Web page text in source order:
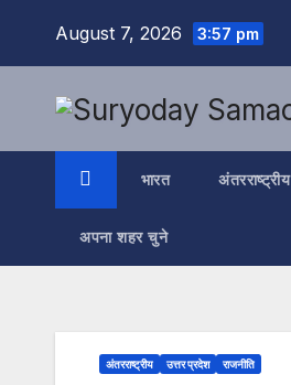
August 7, 2026 3:57 pm
भारत अंतरराष्ट्रीय
अपना शहर चुने
अंतरराष्ट्रीय उत्तर प्रदेश राजनीति